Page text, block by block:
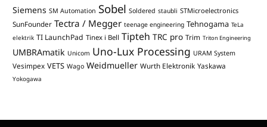
Siemens SM Automation Sobel Soldered staubli STMicroelectronics
SunFounder Tectra / Megger teenage engineering Tehnogama TeLa
elektrik TI LaunchPad Tinex i Bell Tipteh TRC pro Trim Triton Engineering
UMBRAmatik Unicom Uno-Lux Processing URAM System
Vesimpex VETS Wago Weidmueller Wurth Elektronik Yaskawa
Yokogawa